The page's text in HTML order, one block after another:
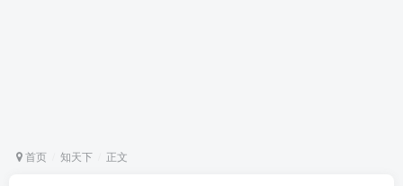
首页 知天下 正文